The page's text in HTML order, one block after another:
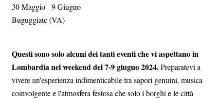
30 Maggio - 9 Giugno
Buguggiate (VA)
Questi sono solo alcuni dei tanti eventi che vi aspettano in
Lombardia nel weekend del 7-9 giugno 2024.Preparatevi a
vivere un'esperienza indimenticabile tra sapori genuini, musica
coinvolgente e l'atmosfera festosa che solo i borghi e le città